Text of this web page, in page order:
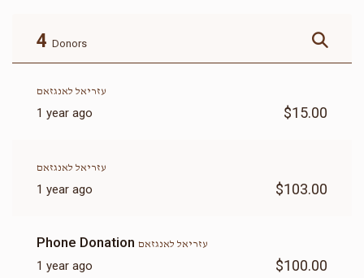
4 Donors
עזריאל לאנגזאם
1 year ago $15.00
עזריאל לאנגזאם
1 year ago $103.00
Phone Donation עזריאל לאנגזאם
1 year ago $100.00